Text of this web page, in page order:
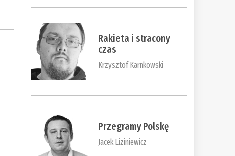
Rakieta i stracony
czas
Krzysztof Karnkowski
Przegramy Polskę
Jacek Liziniewicz